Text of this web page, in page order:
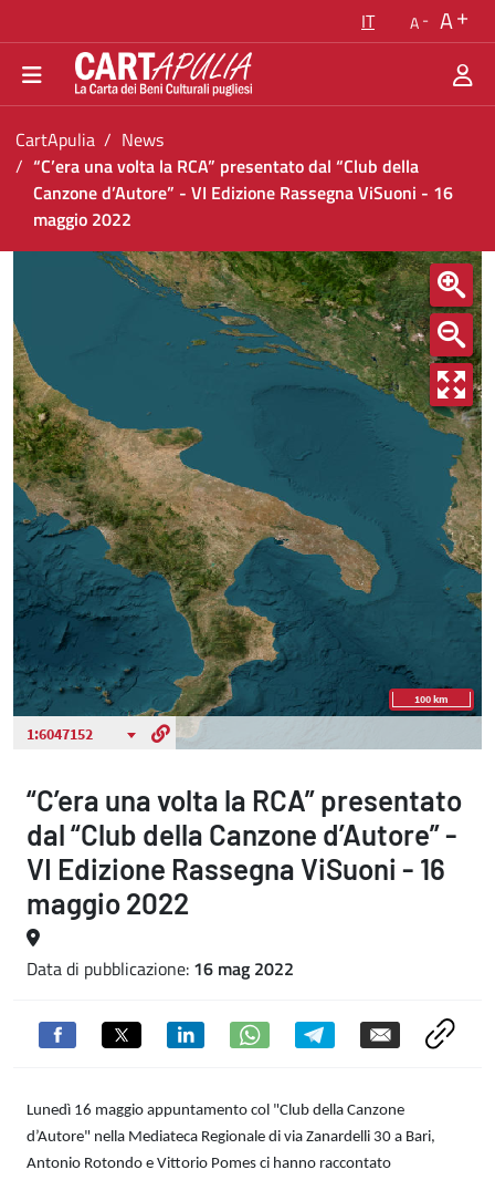
Vai al menu di navigazione
Vai ai contenuti
Vai al footer
IT A A
Ti trovi in:
CartApulia
News
“C’era una volta la RCA” presentato dal “Club della
Canzone d’Autore” - VI Edizione Rassegna ViSuoni - 16
maggio 2022
“C’era una volta la RCA” presentato dal “Club
“C’era una volta la RCA” presentato
dal “Club della Canzone d’Autore” -
VI Edizione Rassegna ViSuoni - 16
maggio 2022
Data di pubblicazione: 16 mag 2022
Lunedì 16 maggio appuntamento col "Club della Canzone
d’Autore" nella Mediateca Regionale di via Zanardelli 30 a Bari,
Antonio Rotondo e Vittorio Pomes ci hanno raccontato